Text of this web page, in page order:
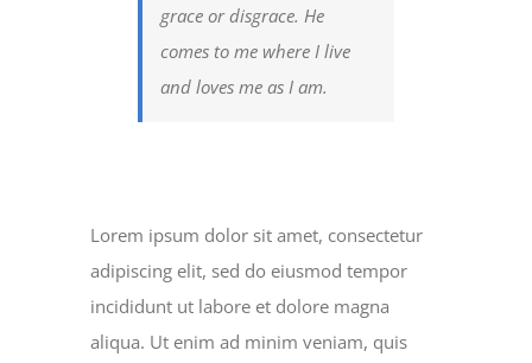
grace or disgrace. He
comes to me where I live
and loves me as I am.
Lorem ipsum dolor sit amet, consectetur
adipiscing elit, sed do eiusmod tempor
incididunt ut labore et dolore magna
aliqua. Ut enim ad minim veniam, quis